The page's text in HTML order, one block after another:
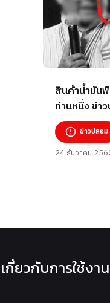
สินค้าน้ำมันพื
ท่านหนึ่ง ข่า
ข่าวปลอม
24 ธันวาคม
เกี่ยวกับการใช้งาน